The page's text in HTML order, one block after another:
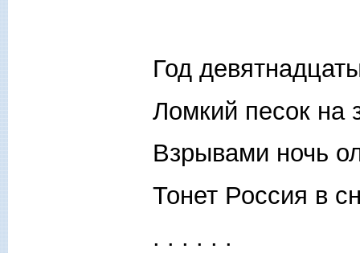
Год
Ломкий песок на
Взрывами ночь
Тонет Россия в
. . . . . .